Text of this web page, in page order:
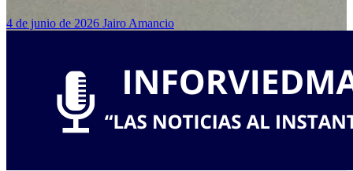
4 de junio de 2026 Jairo Amancio